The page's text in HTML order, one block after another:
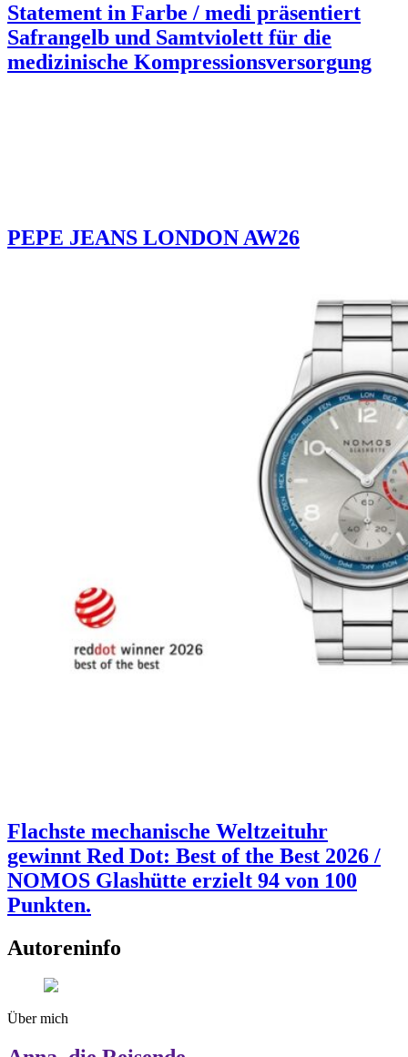
Statement in Farbe / medi präsentiert
Safrangelb und Samtviolett für die
medizinische Kompressionsversorgung
PEPE JEANS LONDON AW26
Flachste mechanische Weltzeituhr
gewinnt Red Dot: Best of the Best 2026 /
NOMOS Glashütte erzielt 94 von 100
Punkten.
Autoreninfo
Über mich